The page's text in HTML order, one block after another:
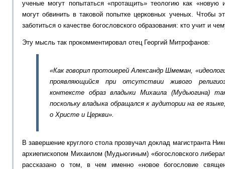
ученые могут попытаться «протащить» теологию как «новую
могут обвинить в таковой попытке церковных ученых. Чтобы
заботиться о качестве богословского образования: кто учит и
Эту мысль так прокомментировал отец Георгий Митрофанов:
«Как говорил протоиерей Александр Шмеман,
проявляющийся при отсутствии живого
контексте образ владыки Михаила (Мудьюгина)
поскольку владыка обращался к аудитории на ее
о Христе и Церкви».
В завершение круглого стола прозвучал доклад магистранта
архиепископом Михаилом (Мудьюгиным) «богословского
рассказано о том, в чем именно «новое богословие